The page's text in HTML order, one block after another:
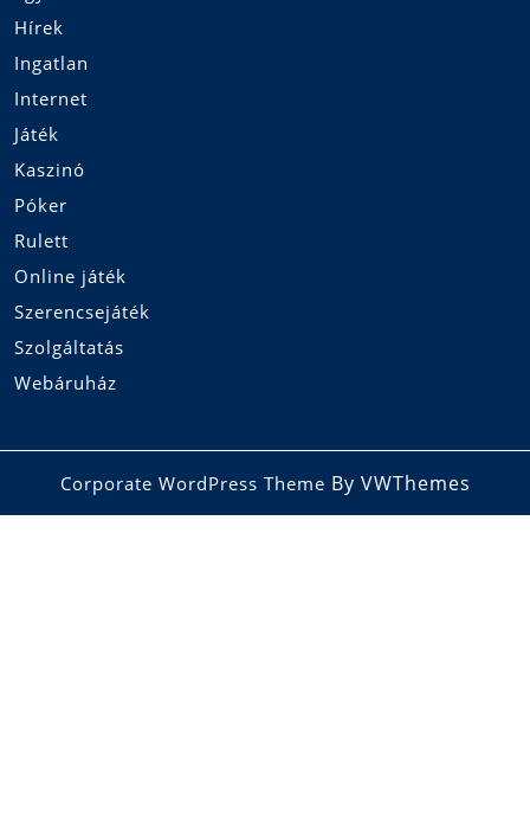
Hírek
Ingatlan
Internet
Játék
Kaszinó
Póker
Rulett
Online játék
Szerencsejáték
Szolgáltatás
Webáruház
Corporate WordPress Theme By VWThemes
Scroll